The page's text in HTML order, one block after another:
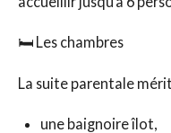
🛏️ Les chambres
La suite parentale
une baignoire îlot,